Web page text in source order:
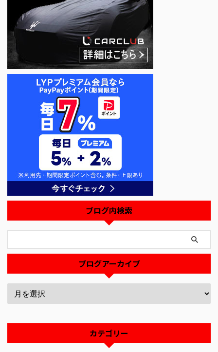
ブログ内検索
ブログアーカイブ
カテゴリー